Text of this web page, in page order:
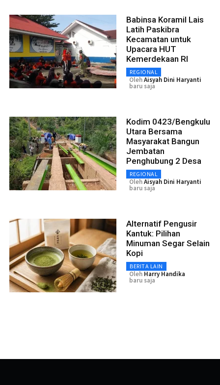
Babinsa Koramil Lais
Latih Paskibra
Kecamatan untuk
Upacara HUT
Kemerdekaan RI
REGIONAL
OlehAisyah Dini Haryanti
baru saja
Kodim 0423/Bengkulu
Utara Bersama
Masyarakat Bangun
Jembatan
Penghubung 2 Desa
REGIONAL
OlehAisyah Dini Haryanti
baru saja
Alternatif Pengusir
Kantuk: Pilihan
Minuman Segar Selain
Kopi
BERITA LAIN
Oleh Harry Handika
baru saja